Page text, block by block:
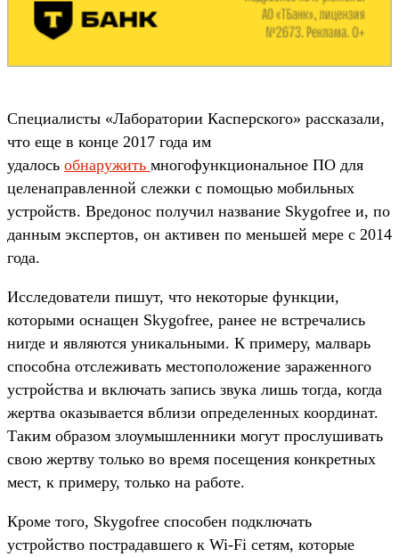
Специалисты «Лаборатории Касперского» рассказали,
что еще в конце 2017 года им
удалось обнаружить многофункциональное ПО для
целенаправленной слежки с помощью мобильных
устройств. Вредонос получил название Skygofree и, по
данным экспертов, он активен по меньшей мере с 2014
года.
Исследователи пишут, что некоторые функции,
которыми оснащен Skygofree, ранее не встречались
нигде и являются уникальными. К примеру, малварь
способна отслеживать местоположение зараженного
устройства и включать запись звука лишь тогда, когда
жертва оказывается вблизи определенных координат.
Таким образом злоумышленники могут прослушивать
свою жертву только во время посещения конкретных
мест, к примеру, только на работе.
Кроме того, Skygofree способен подключать
устройство пострадавшего к Wi-Fi сетям, которые